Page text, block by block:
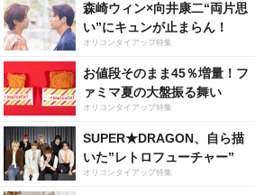
森崎ウィン×向井康二“両片思
い”にキュンが止まらん！
オリコンタイアップ特集
お値段そのまま45％増量！フ
ァミマ夏の大盤振る舞い
オリコンタイアップ特集
SUPER★DRAGON、自ら描
いた”レトロフューチャー”
オリコンタイアップ特集